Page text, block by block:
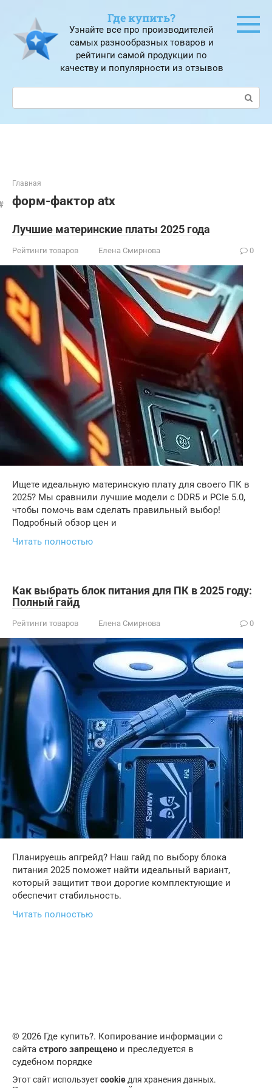
контенту
Где купить?
Узнайте все про производителей
самых разнообразных товаров и
рейтинги самой продукции по
качеству и популярности из отзывов
Поиск:
Главная
форм-фактор atx
Лучшие материнские платы 2025 года
Рейтинги товаров Елена Смирнова 0
Ищете идеальную материнскую плату для своего ПК в
2025? Мы сравнили лучшие модели с DDR5 и PCIe 5.0,
чтобы помочь вам сделать правильный выбор!
Подробный обзор цен и
Читать полностью
Как выбрать блок питания для ПК в 2025 году:
Полный гайд
Рейтинги товаров Елена Смирнова 0
Планируешь апгрейд? Наш гайд по выбору блока
питания 2025 поможет найти идеальный вариант,
который защитит твои дорогие комплектующие и
обеспечит стабильность.
Читать полностью
© 2026 Где купить?. Копирование информации с
сайта строго запрещено и преследуется в
судебном порядке
Этот сайт используетcookie для хранения данных.